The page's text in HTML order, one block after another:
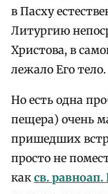
в Пасху
Литургию
Христова, в
лежало Его тело.
Но есть одна
пещера) очень
пришедших
просто не
как св.